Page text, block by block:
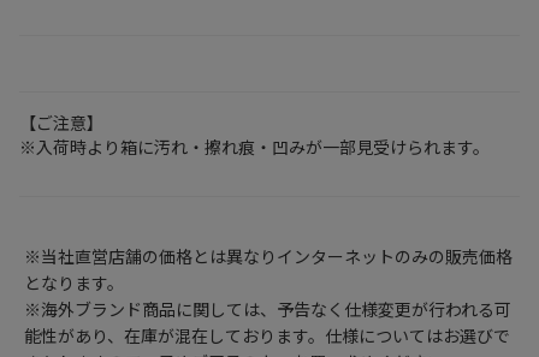
【ご注意】
※入荷時より箱に汚れ・擦れ痕・凹みが一部見受けられます。
※当社直営店舗の価格とは異なりインターネットのみの販売価格
となります。
※海外ブランド商品に関しては、予告なく仕様変更が行われる可
能性があり、在庫が混在しております。仕様についてはお選びで